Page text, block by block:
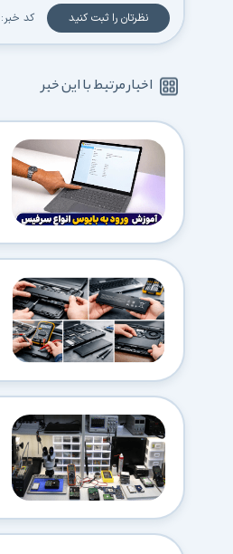
نظرتان را ثبت کنید کد خبر:
اخبار مرتبط با این خبر